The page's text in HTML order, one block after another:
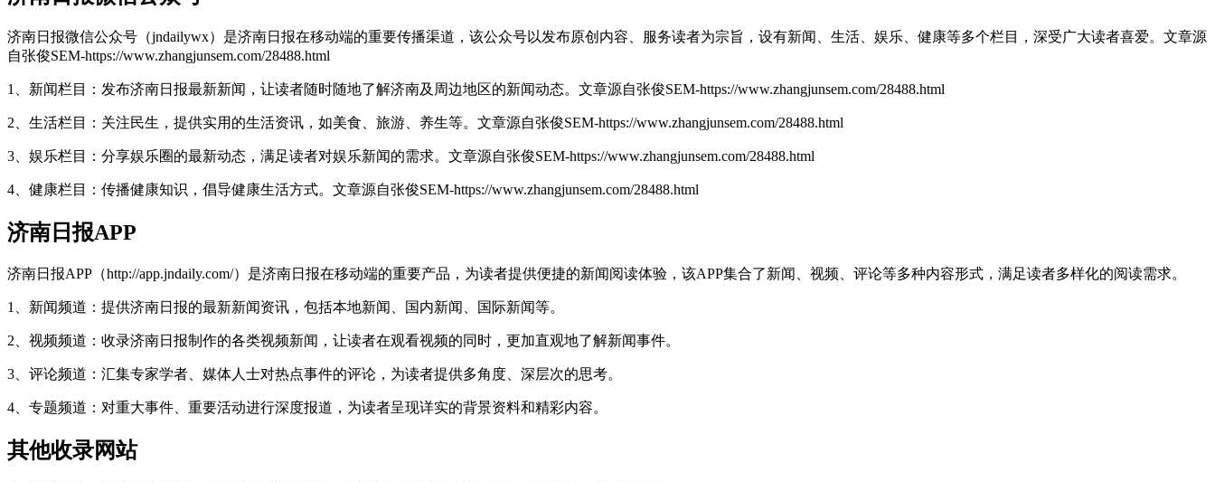
济南日报微信公众号（jndailywx）是济南日报在移动端的重要传播渠道，该公众号以发布原创内容、服务读者为宗旨，设有新闻、生活、娱乐、健康等多个栏目，深受广大读者喜爱。 文章源
自张俊SEM-https://www.zhangjunsem.com/28488.html
1、新闻栏目：发布济南日报最新新闻，让读者随时随地了解济南及周边地区的新闻动态。 文章源自张俊SEM-https://www.zhangjunsem.com/28488.html
2、生活栏目：关注民生，提供实用的生活资讯，如美食、旅游、养生等。 文章源自张俊SEM-https://www.zhangjunsem.com/28488.html
3、娱乐栏目：分享娱乐圈的最新动态，满足读者对娱乐新闻的需求。 文章源自张俊SEM-https://www.zhangjunsem.com/28488.html
4、健康栏目：传播健康知识，倡导健康生活方式。 文章源自张俊SEM-https://www.zhangjunsem.com/28488.html
济南日报APP
济南日报APP（http://app.jndaily.com/）是济南日报在移动端的重要产品，为读者提供便捷的新闻阅读体验，该APP集合了新闻、视频、评论等多种内容形式，满足读者多样化的阅读需求。
1、新闻频道：提供济南日报的最新新闻资讯，包括本地新闻、国内新闻、国际新闻等。
2、视频频道：收录济南日报制作的各类视频新闻，让读者在观看视频的同时，更加直观地了解新闻事件。
3、评论频道：汇集专家学者、媒体人士对热点事件的评论，为读者提供多角度、深层次的思考。
4、专题频道：对重大事件、重要活动进行深度报道，为读者呈现详实的背景资料和精彩内容。
其他收录网站